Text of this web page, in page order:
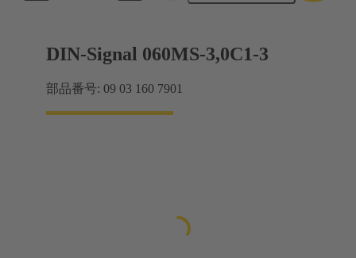
DIN-Signal 060MS-3,0C1-3
部品番号: 09 03 160 7901